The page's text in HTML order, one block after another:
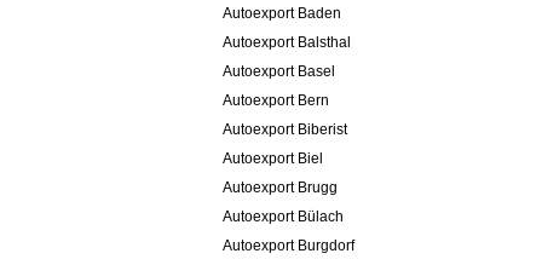
Autoexport Baden
Autoexport Balsthal
Autoexport Basel
Autoexport Bern
Autoexport Biberist
Autoexport Biel
Autoexport Brugg
Autoexport Bülach
Autoexport Burgdorf